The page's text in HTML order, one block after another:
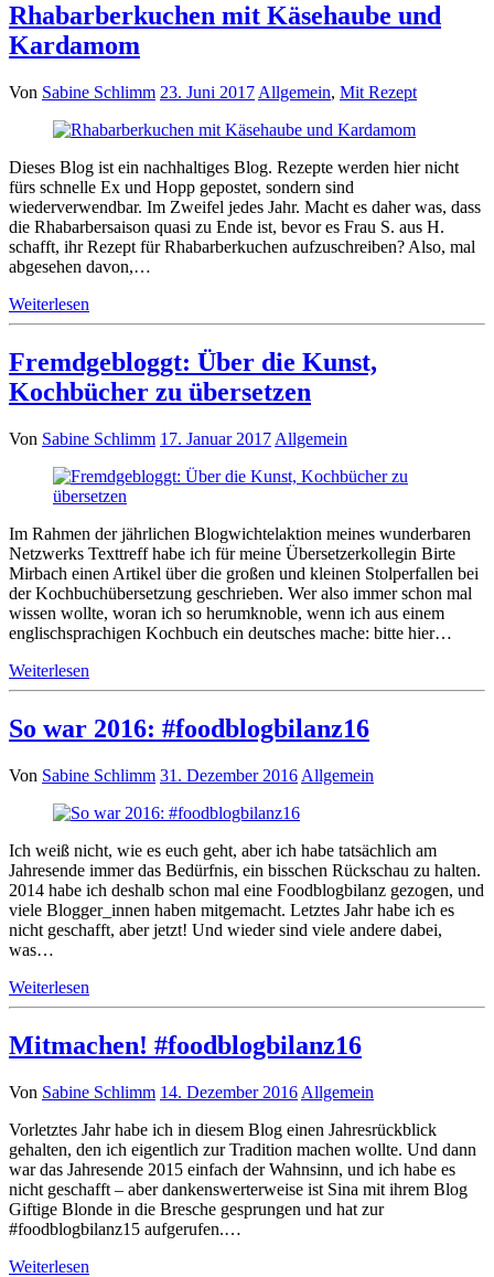
Rhabarberkuchen mit Käsehaube und
Kardamom
Von Sabine Schlimm 23. Juni 2017 Allgemein, Mit Rezept
Dieses Blog ist ein nachhaltiges Blog. Rezepte werden hier nicht
fürs schnelle Ex und Hopp gepostet, sondern sind
wiederverwendbar. Im Zweifel jedes Jahr. Macht es daher was, dass
die Rhabarbersaison quasi zu Ende ist, bevor es Frau S. aus H.
schafft, ihr Rezept für Rhabarberkuchen aufzuschreiben? Also, mal
abgesehen davon,…
Weiterlesen
Fremdgebloggt: Über die Kunst,
Kochbücher zu übersetzen
Von Sabine Schlimm 17. Januar 2017 Allgemein
Im Rahmen der jährlichen Blogwichtelaktion meines wunderbaren
Netzwerks Texttreff habe ich für meine Übersetzerkollegin Birte
Mirbach einen Artikel über die großen und kleinen Stolperfallen bei
der Kochbuchübersetzung geschrieben. Wer also immer schon mal
wissen wollte, woran ich so herumknoble, wenn ich aus einem
englischsprachigen Kochbuch ein deutsches mache: bitte hier…
Weiterlesen
So war 2016: #foodblogbilanz16
Von Sabine Schlimm 31. Dezember 2016 Allgemein
Ich weiß nicht, wie es euch geht, aber ich habe tatsächlich am
Jahresende immer das Bedürfnis, ein bisschen Rückschau zu halten.
2014 habe ich deshalb schon mal eine Foodblogbilanz gezogen, und
viele Blogger_innen haben mitgemacht. Letztes Jahr habe ich es
nicht geschafft, aber jetzt! Und wieder sind viele andere dabei,
was…
Weiterlesen
Mitmachen! #foodblogbilanz16
Von Sabine Schlimm 14. Dezember 2016 Allgemein
Vorletztes Jahr habe ich in diesem Blog einen Jahresrückblick
gehalten, den ich eigentlich zur Tradition machen wollte. Und dann
war das Jahresende 2015 einfach der Wahnsinn, und ich habe es
nicht geschafft – aber dankenswerterweise ist Sina mit ihrem Blog
Giftige Blonde in die Bresche gesprungen und hat zur
#foodblogbilanz15 aufgerufen.…
Weiterlesen